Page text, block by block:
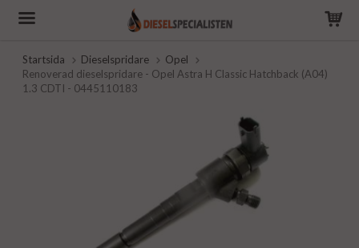
Startsida Dieselspridare
Opel
Renoverad dieselspridare - Opel Astra H Classic Hatchback (A04)
1.3 CDTI - 0445110183